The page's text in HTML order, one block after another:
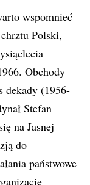
wspomnieć
Polski,
Obchody
dekady (1956-
Stefan
na Jasnej
do
państwowe